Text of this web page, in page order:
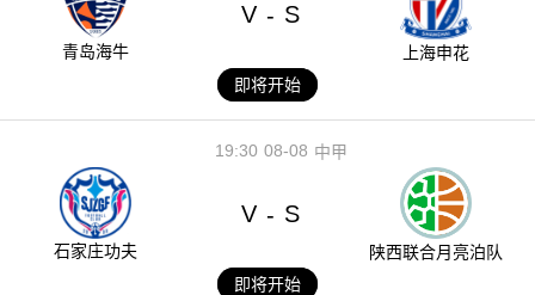
青岛海牛
V - S
上海申花
即将开始
08-08
19:30 中甲
石家庄功夫
V - S
陕西联合月亮泊队
即将开始